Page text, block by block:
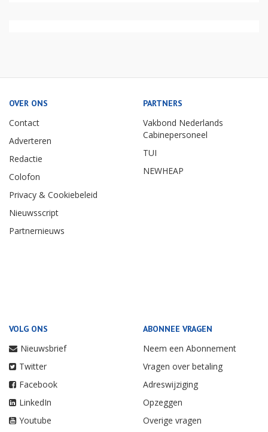
OVER ONS
Contact
Adverteren
Redactie
Colofon
Privacy & Cookiebeleid
Nieuwsscript
Partnernieuws
PARTNERS
Vakbond Nederlands
Cabinepersoneel
TUI
NEWHEAP
VOLG ONS
Nieuwsbrief
Twitter
Facebook
LinkedIn
Youtube
ABONNEE VRAGEN
Neem een Abonnement
Vragen over betaling
Adreswijziging
Opzeggen
Overige vragen